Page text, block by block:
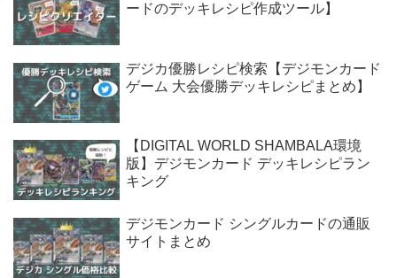
ードのデッキレシピ作成ツール】
デジカ優勝レシピ検索【デジモンカード
ゲーム 大会優勝デッキレシピまとめ】
【DIGITAL WORLD SHAMBALA環境
版】デジモンカード デッキレシピラン
キング
デジモンカード シングルカードの通販
サイトまとめ